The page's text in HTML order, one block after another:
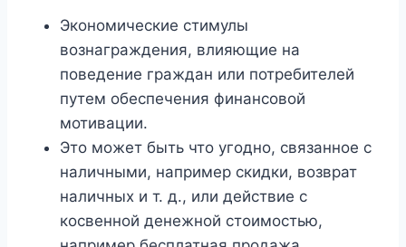
Экономические стимулы
вознаграждения, влияющие на
поведение граждан или потребителей
путем обеспечения финансовой
мотивации.
Это может быть что угодно, связанное с
наличными, например скидки, возврат
наличных и т. д., или действие с
косвенной денежной стоимостью,